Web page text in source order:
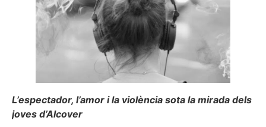
L’espectador, l’amor i la violència sota la mirada dels
joves d’Alcover